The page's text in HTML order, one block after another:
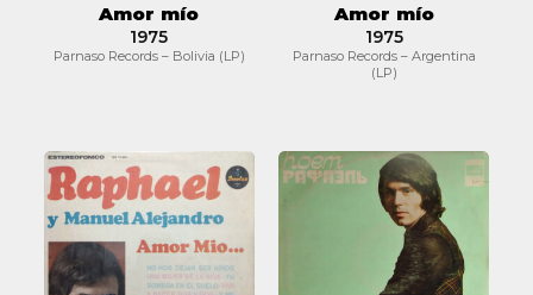
Amor mío
1975
Parnaso Records – Bolivia (LP)
Amor mío
1975
Parnaso Records – Argentina
(LP)
mío
Моя
Любовь